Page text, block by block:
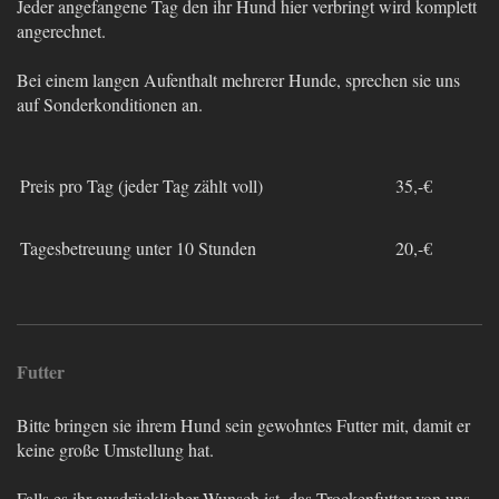
Jeder angefangene Tag den ihr Hund hier verbringt wird komplett
angerechnet.
Bei einem langen Aufenthalt mehrerer Hunde, sprechen sie uns
auf Sonderkonditionen an.
Preis pro Tag (jeder Tag zählt voll) 35,-€
Tagesbetreuung unter 10 Stunden 20,-€
Futter
Bitte bringen sie ihrem Hund sein gewohntes Futter mit, damit er
keine große Umstellung hat.